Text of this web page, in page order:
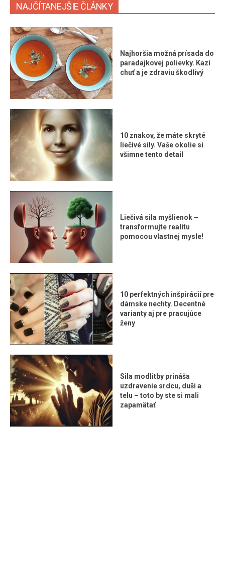
NAJČÍTANEJŠIE ČLÁNKY
Najhoršia možná prísada do
paradajkovej polievky. Kazí
chuť a je zdraviu škodlivý
10 znakov, že máte skryté
liečivé sily. Vaše okolie si
všimne tento detail
Liečivá sila myšlienok –
transformujte realitu
pomocou vlastnej mysle!
10 perfektných inšpirácií pre
dámske nechty. Decentné
varianty aj pre pracujúce
ženy
Sila modlitby prináša
uzdravenie srdcu, duši a
telu – toto by ste si mali
zapamätať